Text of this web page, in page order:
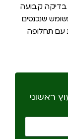
בדיקה קבועה
שנכנסים
עם תחלופה
ראשוני